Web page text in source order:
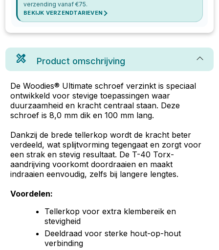
verzending vanaf €75.
BEKIJK VERZENDTARIEVEN
Product omschrijving
De Woodies® Ultimate schroef verzinkt is speciaal
ontwikkeld voor stevige toepassingen waar
duurzaamheid en kracht centraal staan. Deze
schroef is 8,0 mm dik en 100 mm lang.
Dankzij de brede tellerkop wordt de kracht beter
verdeeld, wat splijtvorming tegengaat en zorgt voor
een strak en stevig resultaat. De T-40 Torx-
aandrijving voorkomt doordraaien en maakt
indraaien eenvoudig, zelfs bij langere lengtes.
Voordelen:
Tellerkop voor extra klembereik en
stevigheid
Deeldraad voor sterke hout-op-hout
verbinding